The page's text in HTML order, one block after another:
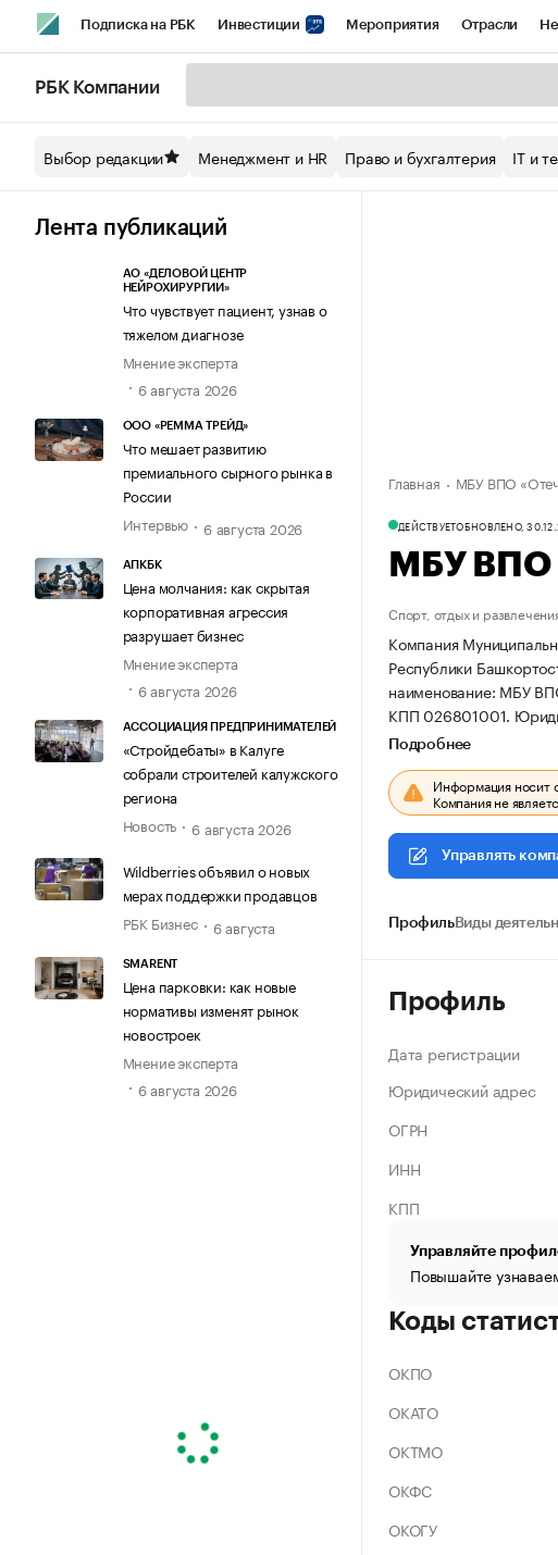
Подписка на РБК Инвестиции Мероприятия Отрасли
Спецпроекты СПб Конференции СПб Спецпроекты
Технологии и медиа
РБК Компании
Выбор редакции Менеджмент и HR Право и бухгалтерия IT и
Лента публикаций
АО «ДЕЛОВОЙ ЦЕНТР
НЕЙРОХИРУРГИИ»
Что чувствует пациент, узнав о
тяжелом диагнозе
Мнение эксперта
6 августа 2026
ООО «РЕММА ТРЕЙД»
Что мешает развитию
премиального сырного рынка в
России
Интервью
6 августа 2026
АПКБК
Цена молчания: как скрытая
корпоративная агрессия
разрушает бизнес
Мнение эксперта
6 августа 2026
АССОЦИАЦИЯ ПРЕДПРИНИМАТЕЛЕЙ
«Стройдебаты» в Калуге
собрали строителей калужского
региона
Новость
6 августа 2026
Wildberries объявил о новых
мерах поддержки продавцов
РБК Бизнес
6 августа
SMARENT
Цена парковки: как новые
нормативы изменят рынок
новостроек
Мнение эксперта
6 августа 2026
Главная МБУ ВПО
ДЕЙСТВУЕТОБНОВЛЕНО,
МБУ ВПО
Спорт, отдых и
Компания
Республики
наименование: МБУ
КПП 026801001.
Подробнее
Информация носит
Компания не
Управлять
ПрофильВиды
Профиль
Дата регистрации
Юридический адрес
ОГРН
ИНН
КПП
Управляйте
Повышайте
Коды
ОКПО
ОКАТО
ОКТМО
ОКФС
ОКОГУ